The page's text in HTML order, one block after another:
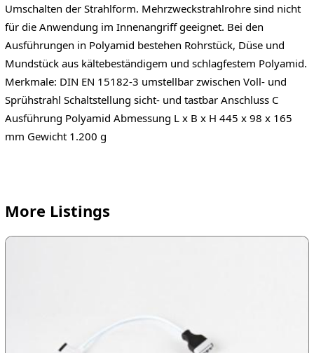
Umschalten der Strahlform. Mehrzweckstrahlrohre sind nicht
für die Anwendung im Innenangriff geeignet. Bei den
Ausführungen in Polyamid bestehen Rohrstück, Düse und
Mundstück aus kältebeständigem und schlagfestem Polyamid.
Merkmale: DIN EN 15182-3 umstellbar zwischen Voll- und
Sprühstrahl Schaltstellung sicht- und tastbar Anschluss C
Ausführung Polyamid Abmessung L x B x H 445 x 98 x 165
mm Gewicht 1.200 g
More Listings